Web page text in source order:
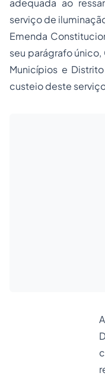
adequada ao
serviço de
Emenda
seu parágrafo
Municípios e
custeio deste